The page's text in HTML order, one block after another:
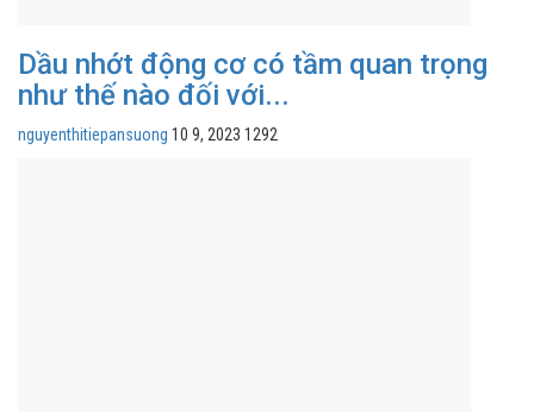
Dầu nhớt động cơ có tầm quan trọng
như thế nào đối với...
nguyenthitiepansuong 10 9, 2023 1292